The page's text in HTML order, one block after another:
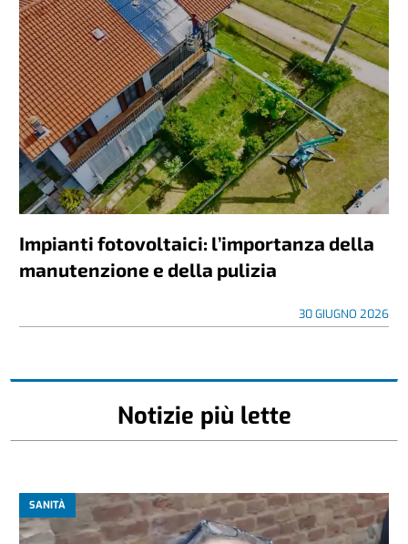
Impianti fotovoltaici: l’importanza della
manutenzione e della pulizia
30 GIUGNO 2026
Notizie più lette
SANITÀ